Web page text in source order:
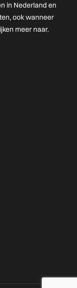
in Nederland en
ook wanneer
meer naar.